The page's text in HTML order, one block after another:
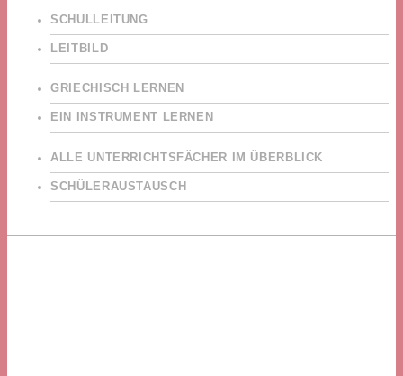
SCHULLEITUNG
LEITBILD
GRIECHISCH LERNEN
EIN INSTRUMENT LERNEN
ALLE UNTERRICHTSFÄCHER IM ÜBERBLICK
SCHÜLERAUSTAUSCH